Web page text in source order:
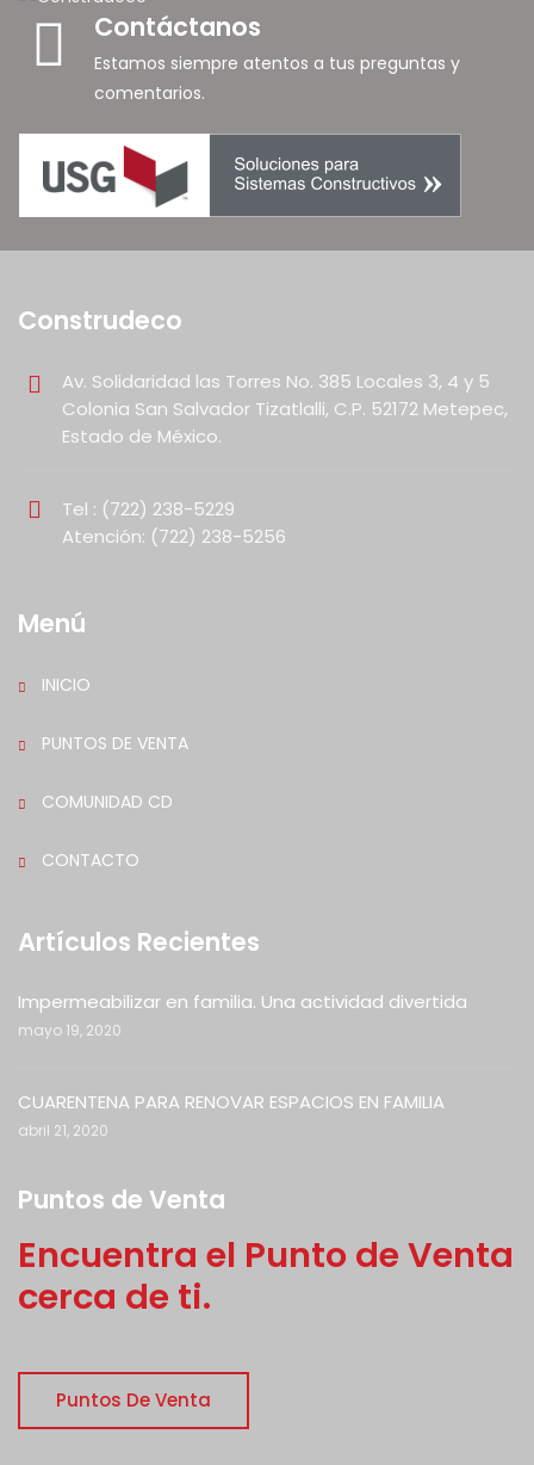
Contáctanos
Estamos siempre atentos a tus preguntas y
comentarios.
Construdeco
Av. Solidaridad las Torres No. 385 Locales 3, 4 y 5
Colonia San Salvador Tizatlalli, C.P. 52172 Metepec,
Estado de México.
Tel : (722) 238-5229
Atención: (722) 238-5256
Menú
INICIO
PUNTOS DE VENTA
COMUNIDAD CD
CONTACTO
Artículos Recientes
Impermeabilizar en familia. Una actividad divertida
mayo 19, 2020
CUARENTENA PARA RENOVAR ESPACIOS EN FAMILIA
abril 21, 2020
Puntos de Venta
Encuentra el Punto de Venta
cerca de ti.
Puntos De Venta